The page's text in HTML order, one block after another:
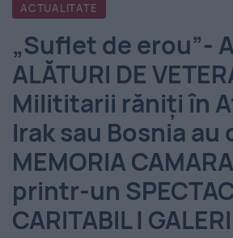
România
-
Evenimentul
Zilei
ACTUALITATE
„Suflet de erou”-
ALĂTURI DE
Milititarii răniți în
Irak sau Bosnia
MEMORIA
printr-un
CARITABIL |